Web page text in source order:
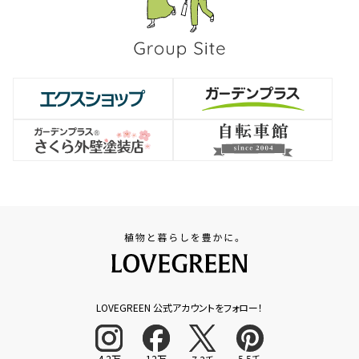
LOVEGREEN 公式アカウントをフォロー！